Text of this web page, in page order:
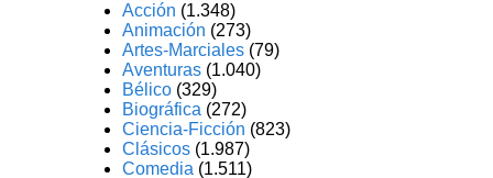
Acción (1.348)
Animación (273)
Artes-Marciales (79)
Aventuras (1.040)
Bélico (329)
Biográfica (272)
Ciencia-Ficción (823)
Clásicos (1.987)
Comedia (1.511)